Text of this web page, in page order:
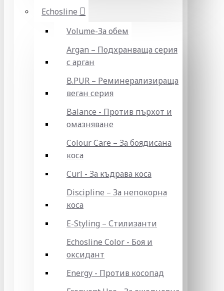
Echosline
Volume-За обем
Argan – Подхранваща серия
с арган
B.PUR – Реминерализираща
веган серия
Balance - Против пърхот и
омазняване
Colour Care – За боядисана
коса
Curl - За къдрава коса
Discipline – За непокорна
коса
E-Styling – Стилизанти
Echosline Color - Боя и
оксидант
Energy - Против косопад